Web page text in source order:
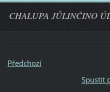
CHALUPA JŮLINČINO
Předchozí
Spustit